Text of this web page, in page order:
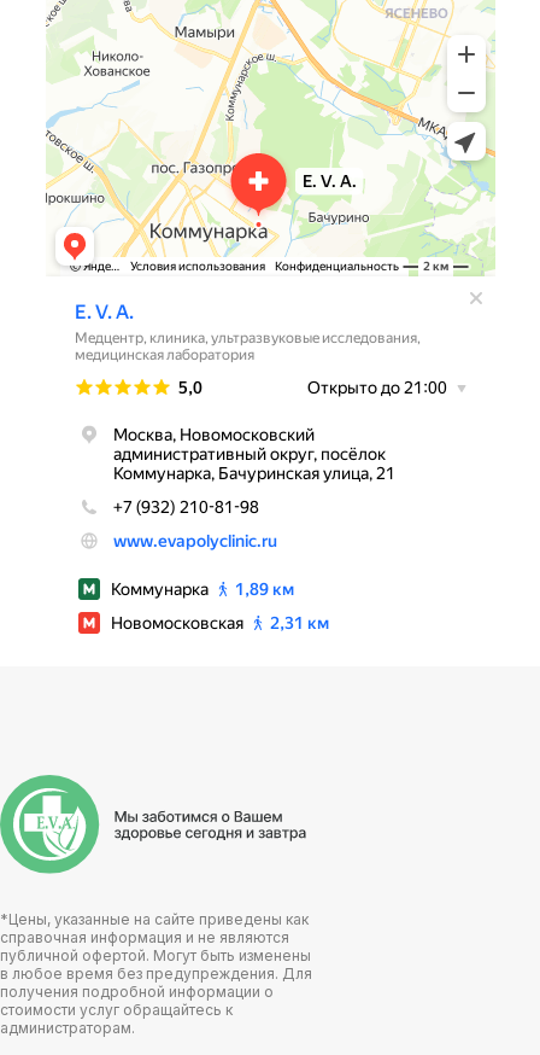
*Цены, указанные на сайте приведены как
справочная информация и не являются
публичной офертой. Могут быть изменены
в любое время без предупреждения. Для
получения подробной информации о
стоимости услуг обращайтесь к
администраторам.